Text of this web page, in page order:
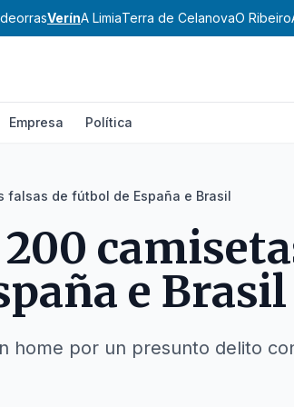
VerínA LimiaTerra de CelanovaO Ribeiro
Empresa Política
falsas de fútbol de España e Brasil
e Brasil
home por un presunto delito